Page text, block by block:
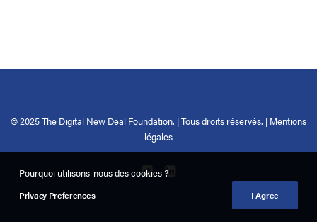
© 2025 The Digital New Deal Foundation. | Tous droits réservés. | Mentions
légales
Pourquoi utilisons-nous des cookies ?
Privacy Preferences I Agree